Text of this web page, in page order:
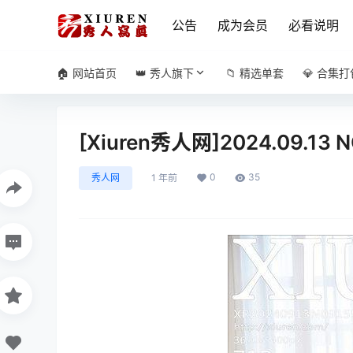
公告 成为会员 必看说明
🏠 网站首页 👑 秀人旗下 📁 精选单套 💎 合集打
[Xiuren秀人网]2024.09.13
秀人网 1 年前 0 35